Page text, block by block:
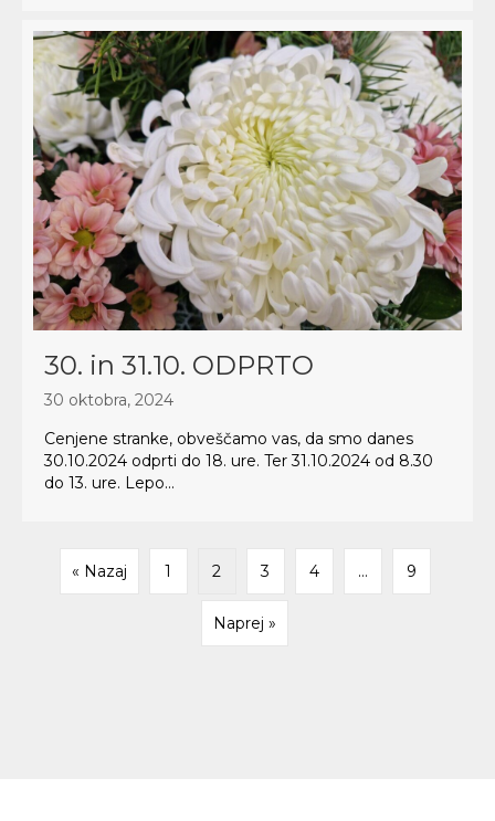
30. in 31.10. ODPRTO
30 oktobra, 2024
Cenjene stranke, obveščamo vas, da smo danes
30.10.2024 odprti do 18. ure. Ter 31.10.2024 od 8.30
do 13. ure. Lepo...
« Nazaj 1 2 3 4 … 9
Naprej »